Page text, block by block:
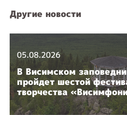
Другие новости
05.08.2026
В Висимском
пройдет шестой
творчества